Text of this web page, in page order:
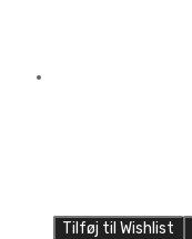
Tilføj til Wishlist